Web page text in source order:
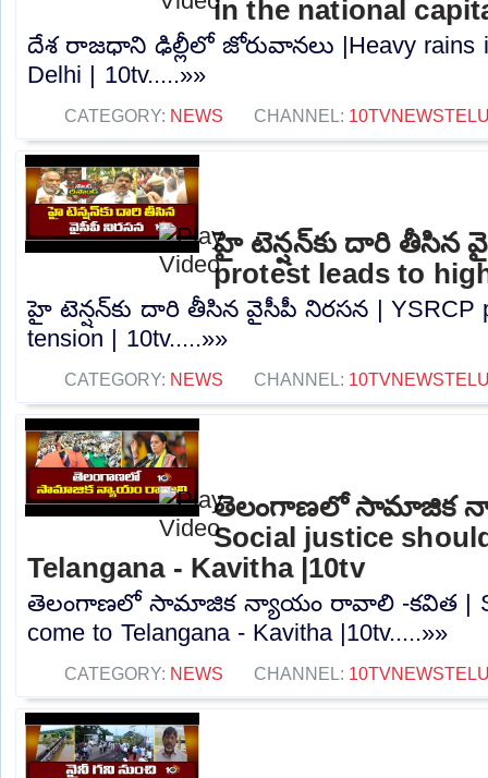
in the national
దేశ రాజధాని ఢిల్లీలో జోరువానలు |Heavy rains
Delhi | 10tv.....»»
CATEGORY: NEWS CHANNEL:
హై టెన్షన్‌కు దారి తీసిన
protest leads to
హై టెన్షన్‌కు దారి తీసిన వైసీపీ నిరసన | YSRCP
tension | 10tv.....»»
CATEGORY: NEWS CHANNEL:
తెలంగాణలో సామాజిక
Social justice
Telangana - Kavitha |10tv
తెలంగాణలో సామాజిక న్యాయం రావాలి -కవిత |
come to Telangana - Kavitha |10tv.....»»
CATEGORY: NEWS CHANNEL: